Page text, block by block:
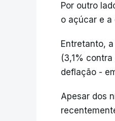
Por outro
o açúcar e a
Entretanto,
(3,1%
deflação -
Apesar dos